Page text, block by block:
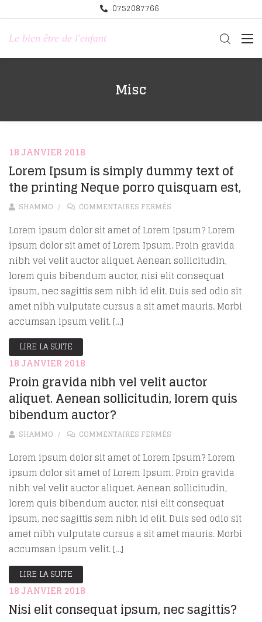
0752087766
Le bien être de l'enfant
Misc
18 JANVIER 2018
Lorem Ipsum is simply dummy text of
the printing Neque porro quisquam est,
SHAMMO COMMENTAIRES FERMÉS
Lorem ipsum dolor sit amet of Lorem Ipsum? Lorem
ipsum dolor sit amet of Lorem Ipsum. Proin gravida
nibh vel velit auctor aliquet. Aenean sollicitudin,
lorem quis bibendum auctor, nisi elit consequat
ipsum, nec sagittis sem nibh id elit. Duis sed odio sit
amet nibh vulputate cursus a sit amet mauris. Morbi
accumsan ipsum velit. […]
LIRE LA SUITE
18 JANVIER 2018
Proin gravida nibh vel velit auctor
aliquet. Aenean sollicitudin, lorem quis
bibendum auctor?
SHAMMO COMMENTAIRES FERMÉS
Lorem ipsum dolor sit amet of Lorem Ipsum? Lorem
ipsum dolor sit amet of Lorem Ipsum. Proin gravida
nibh vel velit auctor aliquet. Aenean sollicitudin,
lorem quis bibendum auctor, nisi elit consequat
ipsum, nec sagittis sem nibh id elit. Duis sed odio sit
amet nibh vulputate cursus a sit amet mauris. Morbi
accumsan ipsum velit. […]
LIRE LA SUITE
18 JANVIER 2018
Nisi elit consequat ipsum, nec sagittis?